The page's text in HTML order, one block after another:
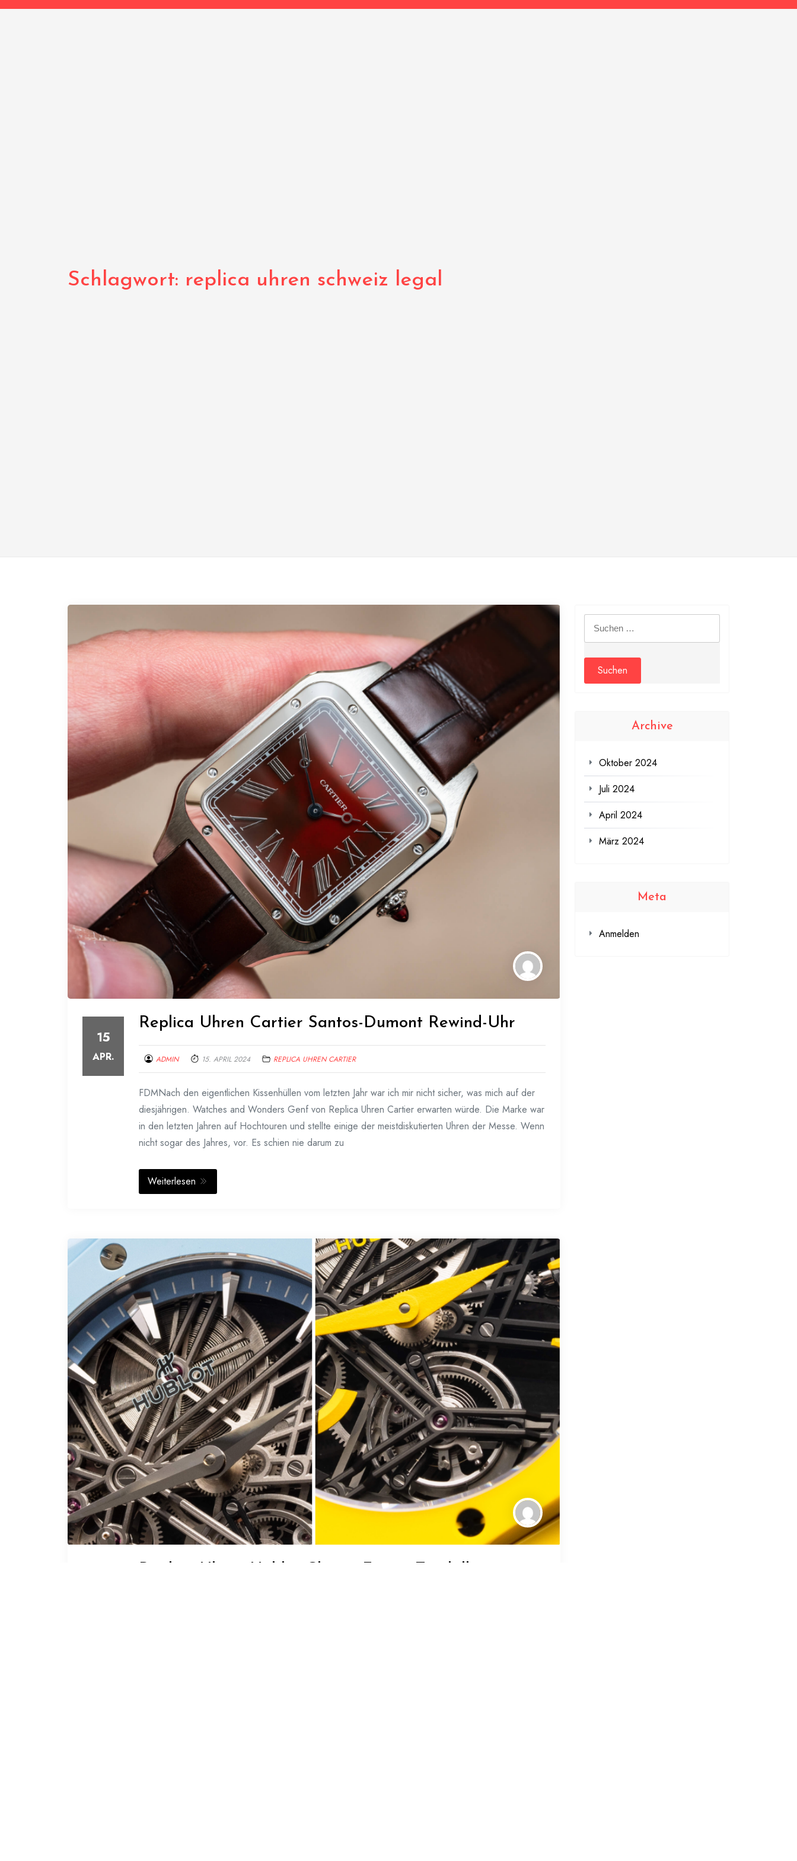
Schlagwort: replica uhren schweiz legal
15
APR.
Replica Uhren Cartier Santos-Dumont Rewind-Uhr
ADMIN 15. APRIL 2024 REPLICA UHREN CARTIER
FDMNach den eigentlichen Kissenhüllen vom letzten Jahr war ich mir nicht sicher, was mich auf der
diesjährigen. Watches and Wonders Genf von Replica Uhren Cartier erwarten würde. Die Marke war
in den letzten Jahren auf Hochtouren und stellte einige der meistdiskutierten Uhren der Messe. Wenn
nicht sogar des Jahres, vor. Es schien nie darum zu
Weiterlesen
Suchen
nach:
Archive
Oktober 2024
Juli 2024
April 2024
März 2024
Meta
Anmelden